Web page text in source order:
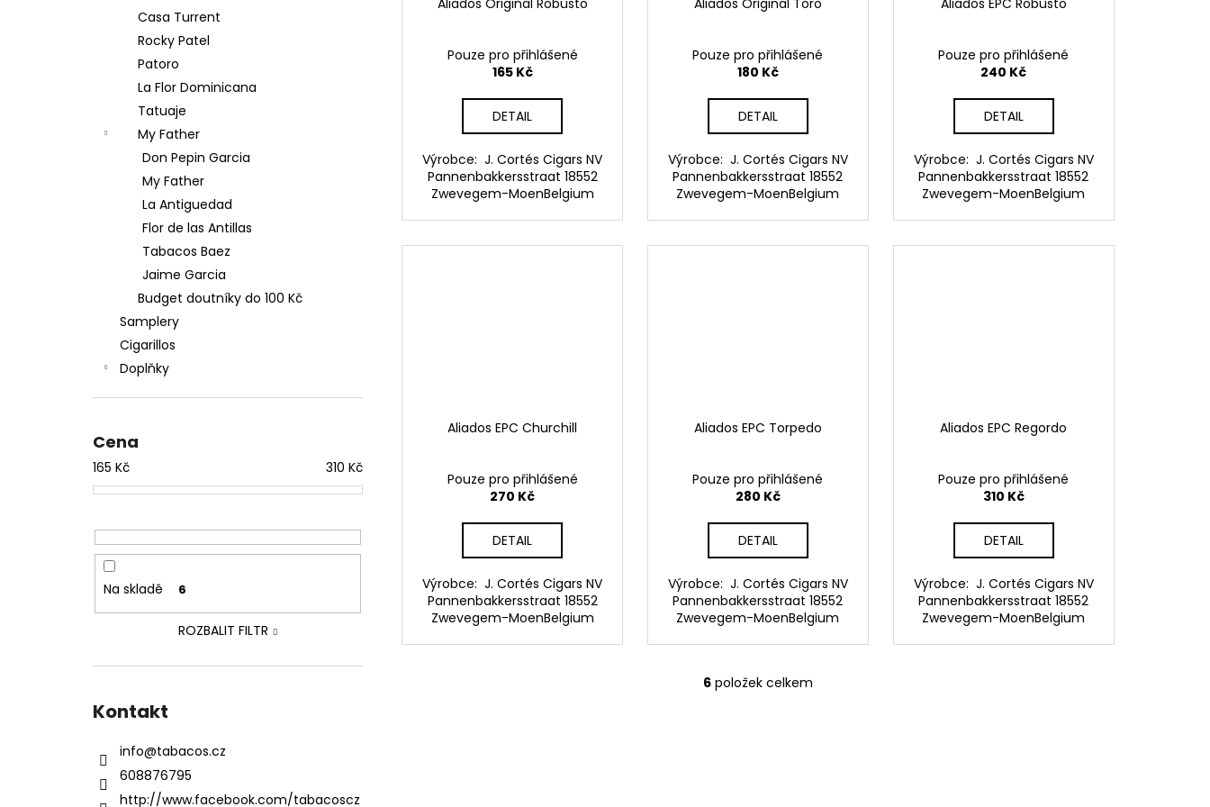
Casa Turrent
Rocky Patel
Patoro
La Flor Dominicana
Tatuaje
My Father
Don Pepin Garcia
My Father
La Antiguedad
Flor de las Antillas
Tabacos Baez
Jaime Garcia
Budget doutníky do 100 Kč
Samplery
Cigarillos
Doplňky
Cena
165 Kč 310 Kč
Na skladě 6
ROZBALIT FILTR
Kontakt
info@tabacos.cz
608876795
http://www.facebook.com/tabacoscz
Aliados Original Robusto
Pouze pro přihlášené
165 Kč
DETAIL
Výrobce: J. Cortés Cigars NV
Pannenbakkersstraat 18552
Zwevegem-MoenBelgium
Aliados Original Toro
Pouze pro přihlášené
180 Kč
DETAIL
Výrobce: J. Cortés Cigars NV
Pannenbakkersstraat 18552
Zwevegem-MoenBelgium
Aliados EPC Robusto
Pouze pro přihlášené
240 Kč
DETAIL
Výrobce: J. Cortés Cigars NV
Pannenbakkersstraat 18552
Zwevegem-MoenBelgium
Aliados EPC Churchill
Pouze pro přihlášené
270 Kč
DETAIL
Výrobce: J. Cortés Cigars NV
Pannenbakkersstraat 18552
Zwevegem-MoenBelgium
Aliados EPC Torpedo
Pouze pro přihlášené
280 Kč
DETAIL
Výrobce: J. Cortés Cigars NV
Pannenbakkersstraat 18552
Zwevegem-MoenBelgium
Aliados EPC Regordo
Pouze pro přihlášené
310 Kč
DETAIL
Výrobce: J. Cortés Cigars NV
Pannenbakkersstraat 18552
Zwevegem-MoenBelgium
O
6 položek celkem